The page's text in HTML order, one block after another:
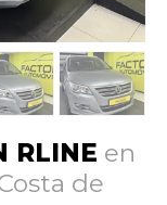
RLINE en
de